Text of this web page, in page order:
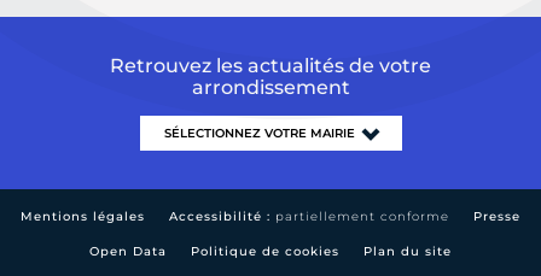
Retrouvez les actualités de votre
arrondissement
Mentions légales Accessibilité : partiellement conforme Presse
Open Data Politique de cookies Plan du site